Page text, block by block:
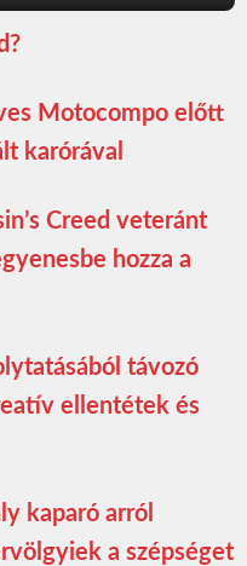
Motocompo előtt
karórával
Creed veteránt
hozza a
távozó
ellentétek és
kaparó arról
a szépséget